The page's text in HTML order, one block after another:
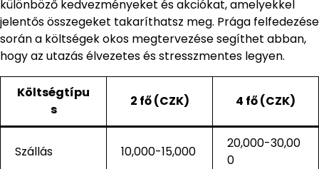
különböző kedvezményeket és akciókat, amelyekkel
jelentős összegeket takaríthatsz meg. Prága felfedezése
során a költségek okos megtervezése segíthet abban,
hogy az utazás élvezetes és stresszmentes legyen.
Költségtípu
s
2 fő (CZK) 4 fő (CZK)
Szállás 10,000-15,000
20,000-30,00
0